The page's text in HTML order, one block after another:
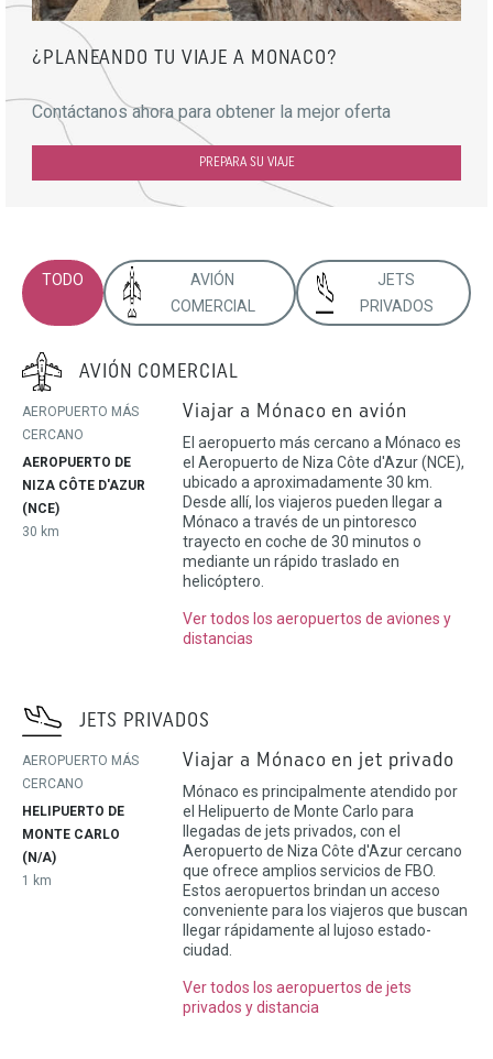
¿PLANEANDO TU VIAJE A MONACO?
Contáctanos ahora para obtener la mejor oferta
PREPARA SU VIAJE
TODO
AVIÓN
COMERCIAL
JETS
PRIVADOS
AVIÓN COMERCIAL
AEROPUERTO MÁS
CERCANO
AEROPUERTO DE
NIZA CÔTE D'AZUR
(NCE)
30 km
Viajar a Mónaco en avión
El aeropuerto más cercano a Mónaco es
el Aeropuerto de Niza Côte d'Azur (NCE),
ubicado a aproximadamente 30 km.
Desde allí, los viajeros pueden llegar a
Mónaco a través de un pintoresco
trayecto en coche de 30 minutos o
mediante un rápido traslado en
helicóptero.
Ver todos los aeropuertos de aviones y
distancias
JETS PRIVADOS
AEROPUERTO MÁS
CERCANO
HELIPUERTO DE
MONTE CARLO
(N/A)
1 km
Viajar a Mónaco en jet privado
Mónaco es principalmente atendido por
el Helipuerto de Monte Carlo para
llegadas de jets privados, con el
Aeropuerto de Niza Côte d'Azur cercano
que ofrece amplios servicios de FBO.
Estos aeropuertos brindan un acceso
conveniente para los viajeros que buscan
llegar rápidamente al lujoso estado-
ciudad.
Ver todos los aeropuertos de jets
privados y distancia